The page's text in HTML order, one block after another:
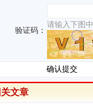
验证码：
请输入下图
文章